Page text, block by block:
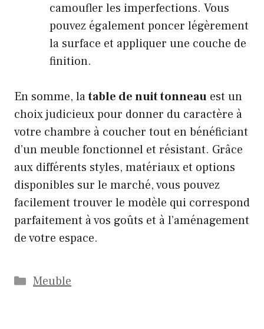
camoufler les imperfections. Vous
pouvez également poncer légèrement
la surface et appliquer une couche de
finition.
En somme, latable de nuit tonneau est un
choix judicieux pour donner du caractère à
votre chambre à coucher tout en bénéficiant
d’un meuble fonctionnel et résistant. Grâce
aux différents styles, matériaux et options
disponibles sur le marché, vous pouvez
facilement trouver le modèle qui correspond
parfaitement à vos goûts et à l’aménagement
de votre espace.
Catégories
Meuble